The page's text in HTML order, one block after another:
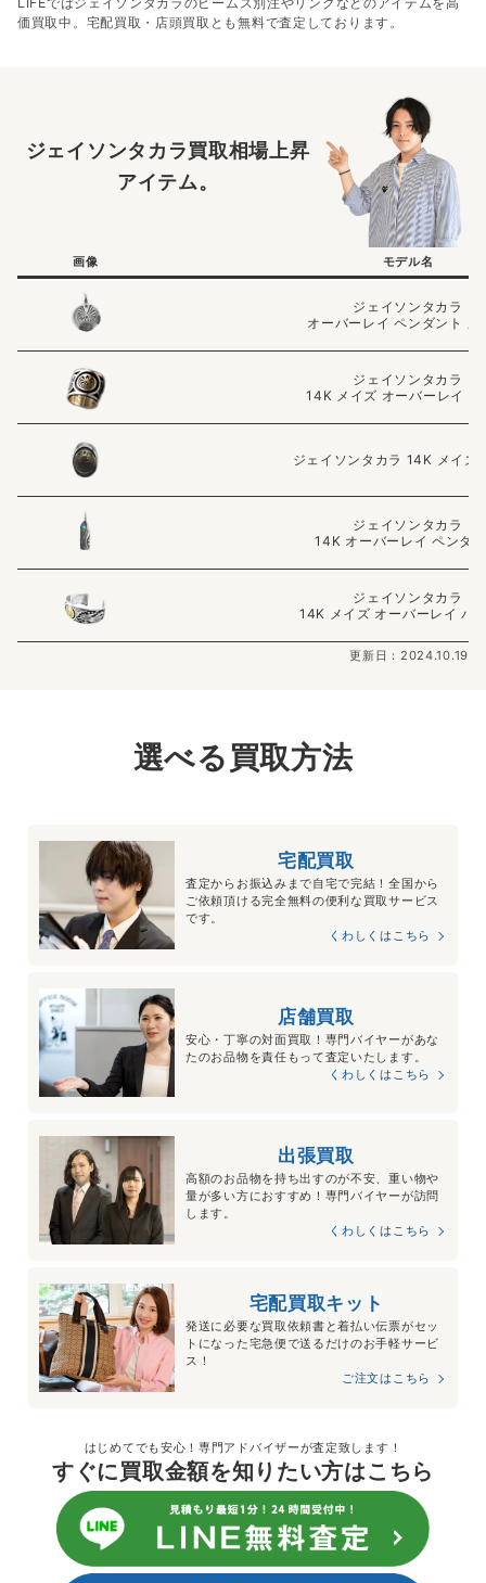
価買取中。宅配買取・店頭買取とも無料で査定しております。
ジェイソンタカラ買取相場上昇
アイテム。
画像 モデル名
ジェイソンタカラ
オーバーレイ ペンダント メ
ジェイソンタカラ
14K メイズ オーバーレイ リ
ジェイソンタカラ 14K メイズ
ジェイソンタカラ
14K オーバーレイ ペンダ
ジェイソンタカラ
14K メイズ オーバーレイ バ
更新日：2024.10.19
選べる買取方法
宅配買取
査定からお振込みまで自宅で完結！全国から
ご依頼頂ける完全無料の便利な買取サービス
です。
くわしくはこちら
店舗買取
安心・丁寧の対面買取！専門バイヤーがあな
たのお品物を責任もって査定いたします。
くわしくはこちら
出張買取
高額のお品物を持ち出すのが不安、重い物や
量が多い方におすすめ！専門バイヤーが訪問
します。
くわしくはこちら
宅配買取キット
発送に必要な買取依頼書と着払い伝票がセッ
トになった宅急便で送るだけのお手軽サービ
ス！
ご注文はこちら
はじめてでも安心！専門アドバイザーが査定致します！
すぐに買取金額を知りたい方はこちら